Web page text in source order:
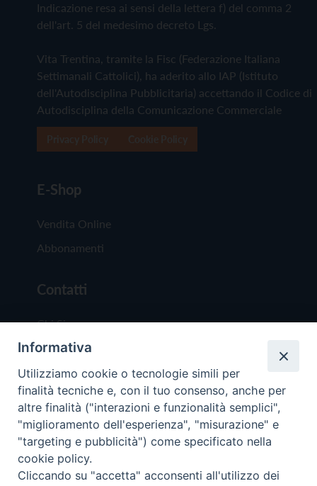
Indicazione resa ai sensi della lettera f) del comma 2
dell'art. 5 del medesimo decreto Lgs.
Vita Trentina, tramite la Fisc (Federazione Italiana
Settimanali Cattolici), ha aderito allo IAP (Istituto
dell'Autodisciplina Pubblicitaria) accettando il Codice di
Autodisciplina della Comunicazione Commerciale
E-Shop
Vendita Online
Abbonamenti
Contatti
Chi Siamo
Redazione
Scrivici
Copyright © 2019 - Tutti i diritti riservati - Vita
Informativa
Utilizziamo cookie o tecnologie simili per
finalità tecniche e, con il tuo consenso, anche per
altre finalità ("interazioni e funzionalità semplici",
"miglioramento dell'esperienza", "misurazione" e
"targeting e pubblicità") come specificato nella
cookie policy.
Cliccando su "accetta" acconsenti all'utilizzo dei